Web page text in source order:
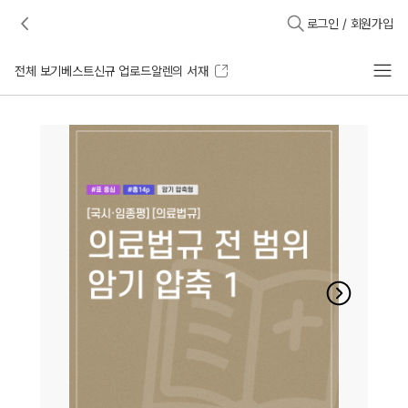
로그인 / 회원가입
전체 보기 베스트신규 업로드알렌의 서재